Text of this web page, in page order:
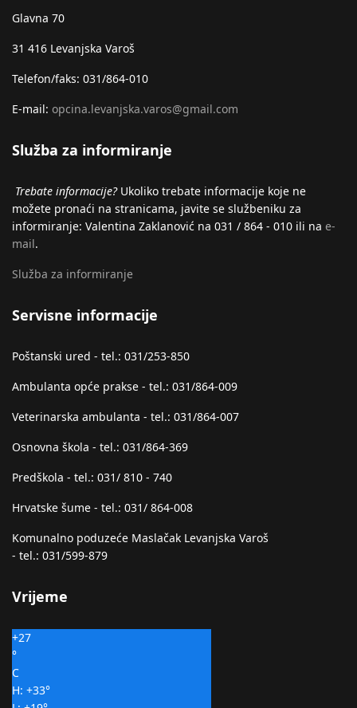
Glavna 70
31 416 Levanjska Varoš
Telefon/faks: 031/864-010
E-mail: opcina.levanjska.varos@gmail.com
Služba za informiranje
Trebate informacije?Ukoliko trebate informacije koje ne
možete pronaći na stranicama, javite se službeniku za
informiranje: Valentina Zaklanović na 031 / 864 - 010 ili na e-
mail.
Služba za informiranje
Servisne informacije
Poštanski ured - tel.: 031/253-850
Ambulanta opće prakse - tel.: 031/864-009
Veterinarska ambulanta - tel.: 031/864-007
Osnovna škola - tel.: 031/864-369
Predškola - tel.: 031/ 810 - 740
Hrvatske šume - tel.: 031/ 864-008
Komunalno poduzeće Maslačak Levanjska Varoš
- tel.: 031/599-879
Vrijeme
+27
°
C
H: +33°